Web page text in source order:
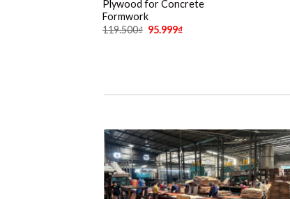
Plywood for Concrete
Formwork
119.500₫ 95.999₫